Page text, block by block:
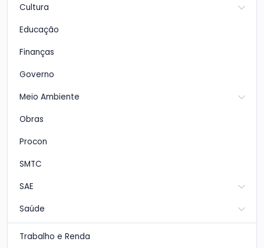
Cultura
Educação
Finanças
Governo
Meio Ambiente
Obras
Procon
SMTC
SAE
Saúde
Trabalho e Renda